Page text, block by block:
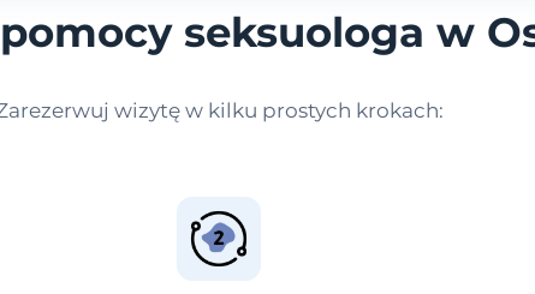
mogę obiecać, że będę po Twojej stronie.
seksuologa w
wizytę w kilku prostych krokach: